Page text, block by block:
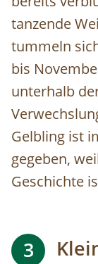
tanzende
tummeln
bis
unterhalb
Gelbling ist
gegeben,
Geschichte
3